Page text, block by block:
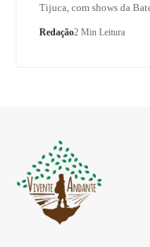
Tijuca, com shows da
Redação2 Min Leitura